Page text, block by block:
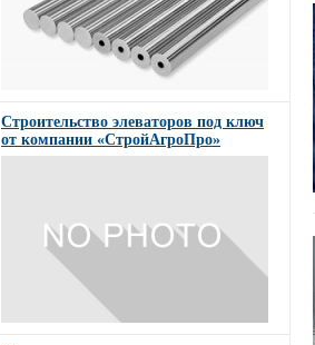
Строительство элеваторов под ключ
от компании «СтройАгроПро»